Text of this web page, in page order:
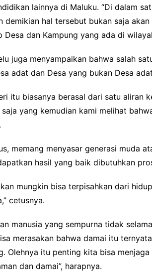
lainnya di Maluku. “Di dalam
demikian hal tersebut bukan saja
dan Kampung yang ada di
juga menyampaikan bahwa salah
adat dan Desa yang bukan Desa
itu biasanya berasal dari satu aliran
yang kemudian kami melihat
memang menyasar generasi muda
hasil yang baik dibutuhkan
mungkin bisa terpisahkan dari
cetusnya.
manusia yang sempurna tidak
merasakan bahwa damai itu
Olehnya itu penting kita bisa
dan damai”, harapnya.